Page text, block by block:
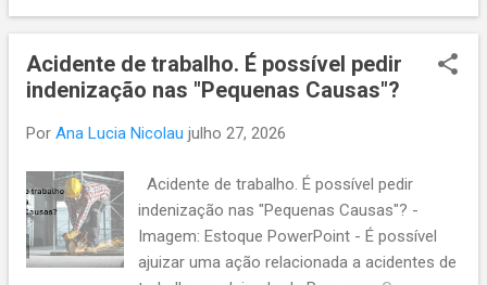
testemunhas. Declaração do testador – O testador deve
afirmar que aquele é seu testamento e expressar sua
intenção de que seja aprovado. Lavratura do auto de
de aprovação na presença das testemunhas e proceder à
leitura para todos os presentes. Assinatura das partes – O
auto de aprovação deve ser assinado pelo tabelião, pelo
testador e pelas testemunhas, garantindo sua autenticidade.
Características do Testamento Cerrado Esse tipo de test...
Acidente de trabalho. É possível pedir
indenização nas "Pequenas Causas"?
Por Ana Lucia Nicolau julho 27, 2026
Acidente de trabalho. É possível pedir
indenização nas "Pequenas Causas"? -
Imagem: Estoque PowerPoint - É possível
ajuizar uma ação relacionada a acidentes de